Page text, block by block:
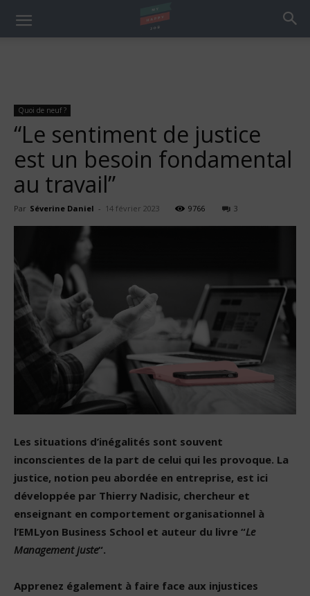
Quoi de neuf ?
“Le sentiment de justice
est un besoin fondamental
au travail”
Par Séverine Daniel - 14 février 2023 9766 3
Les situations d’inégalités sont souvent
inconscientes de la part de celui qui les provoque. La
justice, notion peu abordée en entreprise, est ici
développée par Thierry Nadisic, chercheur et
enseignant en comportement organisationnel à
l’EMLyon Business School et auteur du livre “Le
Management juste“.
Apprenez également à faire face aux injustices